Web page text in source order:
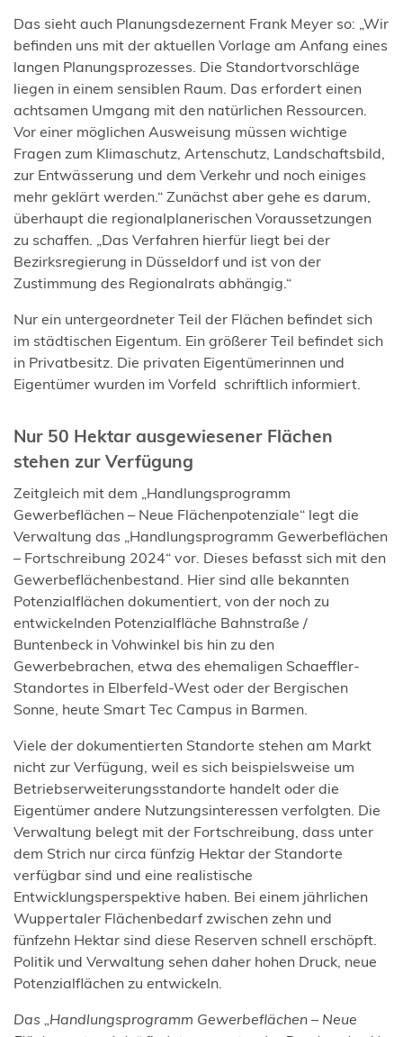
Das sieht auch Planungsdezernent Frank Meyer so: „Wir
befinden uns mit der aktuellen Vorlage am Anfang eines
langen Planungsprozesses. Die Standortvorschläge
liegen in einem sensiblen Raum. Das erfordert einen
achtsamen Umgang mit den natürlichen Ressourcen.
Vor einer möglichen Ausweisung müssen wichtige
Fragen zum Klimaschutz, Artenschutz, Landschaftsbild,
zur Entwässerung und dem Verkehr und noch einiges
mehr geklärt werden.“ Zunächst aber gehe es darum,
überhaupt die regionalplanerischen Voraussetzungen
zu schaffen. „Das Verfahren hierfür liegt bei der
Bezirksregierung in Düsseldorf und ist von der
Zustimmung des Regionalrats abhängig.“
Nur ein untergeordneter Teil der Flächen befindet sich
im städtischen Eigentum. Ein größerer Teil befindet sich
in Privatbesitz. Die privaten Eigentümerinnen und
Eigentümer wurden im Vorfeld schriftlich informiert.
Nur 50 Hektar ausgewiesener Flächen
stehen zur Verfügung
Zeitgleich mit dem „Handlungsprogramm
Gewerbeflächen – Neue Flächenpotenziale“ legt die
Verwaltung das „Handlungsprogramm Gewerbeflächen
– Fortschreibung 2024“ vor. Dieses befasst sich mit den
Gewerbeflächenbestand. Hier sind alle bekannten
Potenzialflächen dokumentiert, von der noch zu
entwickelnden Potenzialfläche Bahnstraße /
Buntenbeck in Vohwinkel bis hin zu den
Gewerbebrachen, etwa des ehemaligen Schaeffler-
Standortes in Elberfeld-West oder der Bergischen
Sonne, heute Smart Tec Campus in Barmen.
Viele der dokumentierten Standorte stehen am Markt
nicht zur Verfügung, weil es sich beispielsweise um
Betriebserweiterungsstandorte handelt oder die
Eigentümer andere Nutzungsinteressen verfolgten. Die
Verwaltung belegt mit der Fortschreibung, dass unter
dem Strich nur circa fünfzig Hektar der Standorte
verfügbar sind und eine realistische
Entwicklungsperspektive haben. Bei einem jährlichen
Wuppertaler Flächenbedarf zwischen zehn und
fünfzehn Hektar sind diese Reserven schnell erschöpft.
Politik und Verwaltung sehen daher hohen Druck, neue
Potenzialflächen zu entwickeln.
Das „Handlungsprogramm Gewerbeflächen – Neue